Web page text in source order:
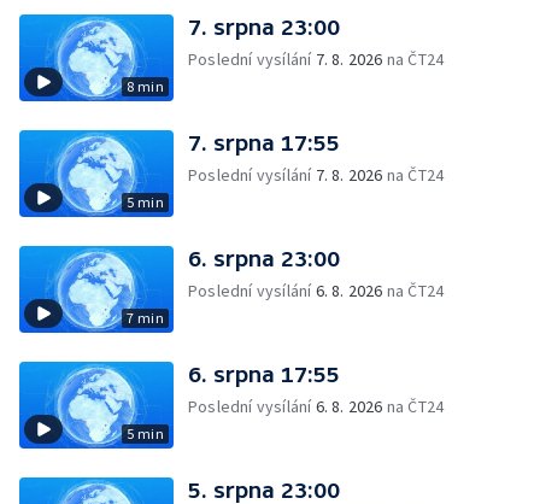
8 min
7. srpna 23:00
Poslední vysílání 7. 8. 2026 na ČT24
5 min
7. srpna 17:55
Poslední vysílání 7. 8. 2026 na ČT24
7 min
6. srpna 23:00
Poslední vysílání6. 8. 2026 na ČT24
5 min
6. srpna 17:55
Poslední vysílání6. 8. 2026 na ČT24
5. srpna 23:00